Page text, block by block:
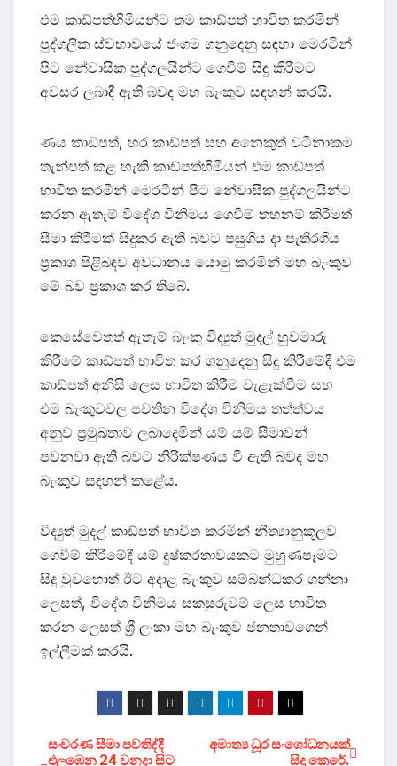
එම කාඩ්පත්හිමියන්ට තම කාඩ්පත් භාවිත කරමින්
පුද්ගලික ස්වභාවයේ ජංගම ගනුදෙනු සඳහා මෙරටින්
පිට නේවාසික පුද්ගලයින්ට ගෙවීම් සිදු කිරීමට
අවසර ලබාදී ඇති බවද මහ බැංකුව සඳහන් කරයි.
ණය කාඩ්පත්, හර කාඩ්පත් සහ අනෙකුත් වටිනාකම
තැන්පත් කළ හැකි කාඩ්පත්හිමියන් එම කාඩ්පත්
භාවිත කරමින් මෙරටින් පිට නේවාසික පුද්ගලයින්ට
කරන ඇතැම් විදේශ විනිමය ගෙවීම් තහනම් කිරීමත්
සීමා කිරීමක් සිදුකර ඇති බවට පසුගිය දා පැතිරගිය
ප්‍රකාශ පිළිබඳව අවධානය යොමු කරමින් මහ බැංකුව
මේ බව ප්‍රකාශ කර තිබේ.
කෙසේවෙතත් ඇතැම් බැංකු විද්‍යුත් මුදල් හුවමාරු
කිරීමේ කාඩ්පත් භාවිත කර ගනුදෙනු සිදු කිරීමේදී එම
කාඩ්පත් අනිසි ලෙස භාවිත කිරීම වැළැක්වීම සහ
එම බැංකුවවල පවතින විදේශ විනිමය තත්ත්වය
අනුව ප්‍රමුඛතාව ලබාදෙමින් යම් යම් සීමාවන්
පවනවා ඇති බවට නිරීක්ෂණය වී ඇති බවද මහ
බැංකුව සඳහන් කළේය.
විද්‍යුත් මුදල් කාඩ්පත් භාවිත කරමින් නීත්‍යානුකූලව
ගෙවීම් කිරීමේදී යම් දුෂ්කරතාවයකට මුහුණපෑමට
සිදු වුවහොත් ඊට අදාළ බැංකුව සම්බන්ධකර ගන්නා
ලෙසත්, විදේශ විනිමය සකසුරුවම් ලෙස භාවිත
කරන ලෙසත් ශ්‍රී ලංකා මහ බැංකුව ජනතාවගෙන්
ඉල්ලීමක් කරයි.
Post
අමාත්‍ය ධූර සංශෝධනයක්
සිදු කෙරේ.
සංචරණ සීමා පවතිද්දී
එලඹෙන 24 වනදා සිට